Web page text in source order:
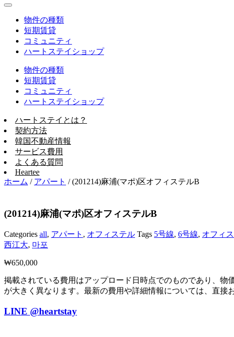
物件の種類
短期賃貸
コミュニティ
ハートステイショップ
物件の種類
短期賃貸
コミュニティ
ハートステイショップ
ハートステイとは？
契約方法
韓国不動産情報
サービス費用
よくある質問
Heartee
ホーム / アパート /(201214)麻浦(マポ)区オフィステルB
(201214)麻浦(マポ)区オフィステルB
Categories all, アパート , オフィステル Tags 5号線, 6号線, オフィ
西江大, 마포
₩650,000
掲載されている費用はアップロード日時点でのものであり、
が大きく異なります。最新の費用や詳細情報については、直接
LINE @heartstay